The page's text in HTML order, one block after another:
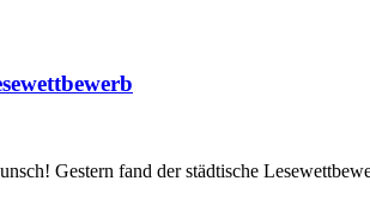
Gestern fand der städtische